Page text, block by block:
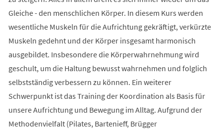
Gleiche - den menschlichen Körper. In diesem Kurs werden
wesentliche Muskeln für die Aufrichtung gekräftigt, verkürzte
Muskeln gedehnt und der Körper insgesamt harmonisch
ausgebildet. Insbesondere die Körperwahrnehmung wird
geschult, um die Haltung bewusst wahrnehmen und folglich
selbstständig verbessern zu können. Ein weiterer
Schwerpunkt ist das Training der Koordination als Basis für
unsere Aufrichtung und Bewegung im Alltag. Aufgrund der
Methodenvielfalt (Pilates, Bartenieff, Brügger